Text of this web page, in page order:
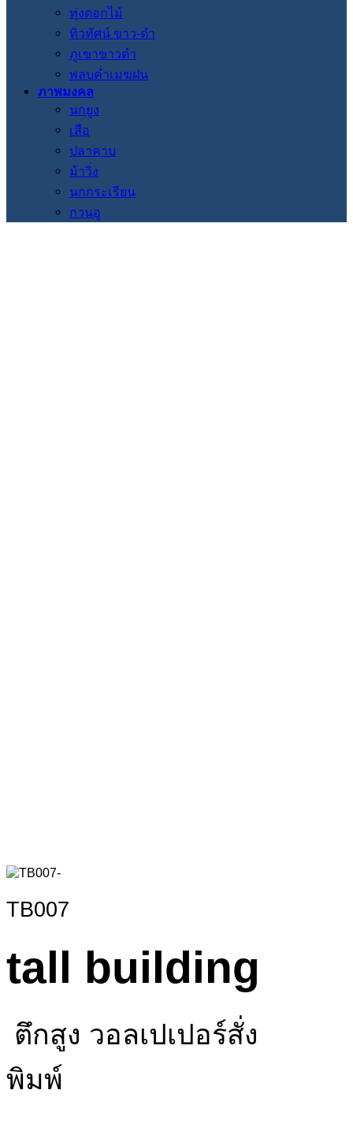
ทุ่งดอกไม้
ทิวทัศน์ ขาว-ดำ
ภูเขาขาวดำ
พลบค่ำเมฆฝน
ภาพมงคล
นกยูง
เสือ
ปลาคาบ
ม้าวิ่ง
นกกระเรียน
กวนอู
TB007
tall building
ตึกสูง วอลเปเปอร์สั่ง
พิมพ์